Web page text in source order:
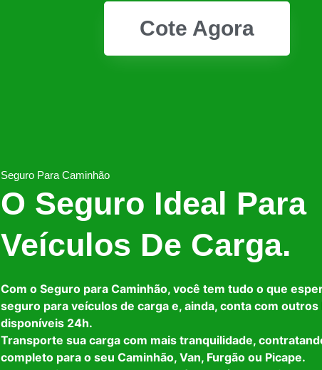
Cote Agora
Seguro Para Caminhão
O Seguro Ideal Para
Veículos De Carga.
Com o Seguro para Caminhão, você tem tudo o que
seguro para veículos de carga e, ainda, conta com
disponíveis 24h.
Transporte sua carga com mais tranquilidade,
completo para o seu Caminhão, Van, Furgão ou Picape.